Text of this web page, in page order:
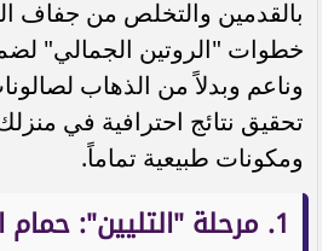
بالقدمين والتخلص من جفاف
خطوات "الروتين الجمالي"
وناعم وبدلاً من الذهاب
تحقيق نتائج احترافية في
ومكونات طبيعية تماماً.
1. مرحلة "التليين": حمام الماء الدافئ